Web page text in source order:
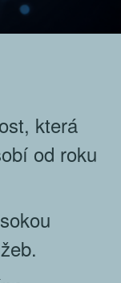
která
od roku